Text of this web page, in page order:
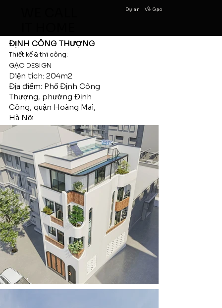
Dự án Về Gạo
ĐỊNH CÔNG THƯỢNG
Thiết kế & thi công:
GẠO DESIGN
Diện tích: 204m2
Địa điểm: Phố Định Công
Thượng, phường Định
Công, quận Hoàng Mai,
Hà Nội